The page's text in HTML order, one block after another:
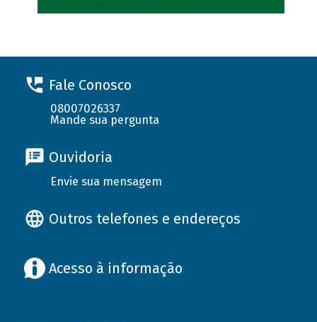
Fale Conosco
08007026337
Mande sua pergunta
Ouvidoria
Envie sua mensagem
Outros telefones e endereços
Acesso à informação